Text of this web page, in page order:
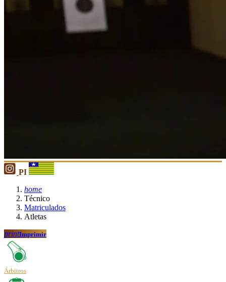
PI
home
Técnico
Matriculados
Atletas
printImprimir
Árbitros